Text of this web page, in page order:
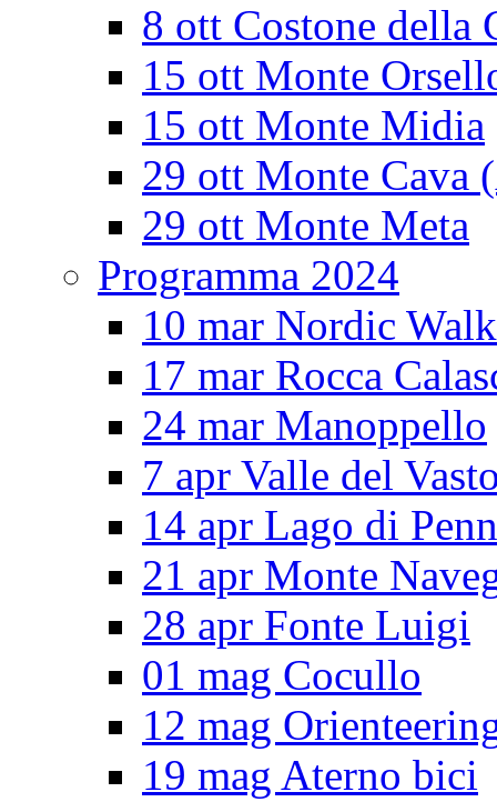
8 ott Costone della
15 ott Monte
15 ott Monte Midia
29 ott Monte Cava
29 ott Monte Meta
Programma 2024
10 mar Nordic
17 mar Rocca
24 mar Manoppello
7 apr Valle del
14 apr Lago di
21 apr Monte
28 apr Fonte Luigi
01 mag Cocullo
12 mag
19 mag Aterno bici